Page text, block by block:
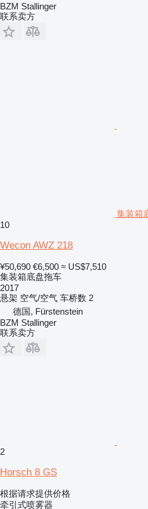
BZM Stallinger
联系卖方
集装箱
10
Wecon AWZ 218
¥50,690 €6,500 ≈ US$7,510
集装箱底盘拖车
2017
悬架 空气/空气 车桥数 2
德国, Fürstenstein
BZM Stallinger
联系卖方
2
Horsch 8 GS
根据请求提供价格
牵引式喷雾器